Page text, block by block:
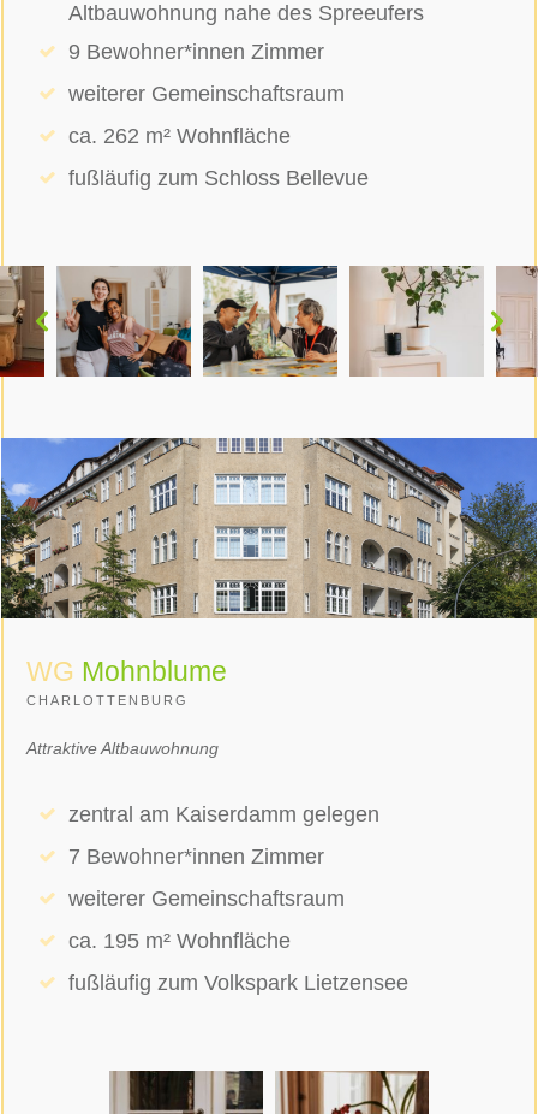
Altbauwohnung nahe des Spreeufers
9 Bewohner*innen Zimmer
weiterer Gemeinschaftsraum
ca. 262 m² Wohnfläche
fußläufig zum Schloss Bellevue
WG Mohnblume
CHARLOTTENBURG
Attraktive Altbauwohnung
zentral am Kaiserdamm gelegen
7 Bewohner*innen Zimmer
weiterer Gemeinschaftsraum
ca. 195 m² Wohnfläche
fußläufig zum Volkspark Lietzensee